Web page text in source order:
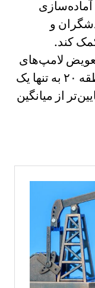
آماده‌سازی
و
کند.
لامپ‌های
پرمصرف، مصرف برق در منطقه ۲۰ به تنها یک
از میانگین